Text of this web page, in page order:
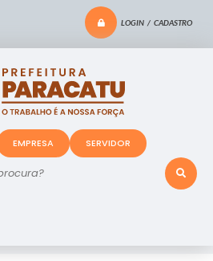
LOGIN / CADASTRO
EMPRESA SERVIDOR